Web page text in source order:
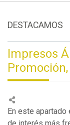
DESTACAMOS
Impresos
En este